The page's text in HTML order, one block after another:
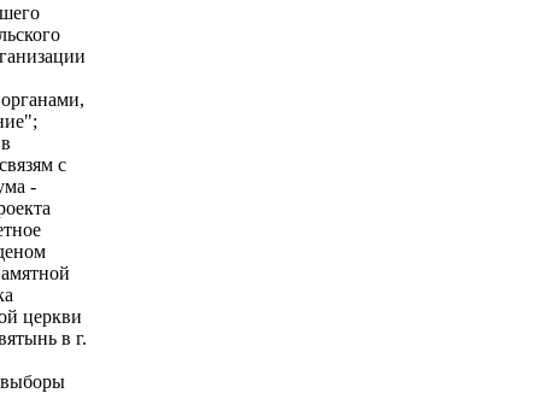
с
-
церкви
в г.
выборы